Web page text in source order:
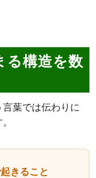
る構造を数
言葉では伝わりに
きること